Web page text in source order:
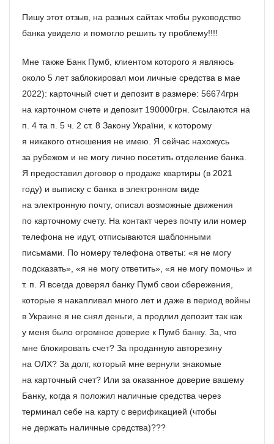
Пишу этот отзыв, на разных сайтах чтобы руководство
банка увидело и помогло решить ту проблему!!!!
Мне также Банк Пумб, клиентом которого я являюсь
около 5 лет заблокировал мои личные средства в мае
2022): карточный счет и депозит в размере: 56674грн
на карточном счете и депозит 190000грн. Ссылаются на
п. 4 та п. 5 ч. 2 ст. 8 Закону України, к которому
я никакого отношения не имею. Я сейчас нахожусь
за рубежом и не могу лично посетить отделение банка.
Я предоставил договор о продаже квартиры (в 2021
году) и выписку с банка в электронном виде
на электронную почту, описал возможные движения
по карточному счету. На контакт через почту или номер
телефона не идут, отписываются шаблонными
письмами. По номеру телефона ответы: «я не могу
подсказать», «я не могу ответить», «я не могу помочь» и
т. п. Я всегда доверял банку Пумб свои сбережения,
которые я накапливал много лет и даже в период войны
в Украине я не снял деньги, а продлил депозит так как
у меня было огромное доверие к Пумб банку. За, что
мне блокировать счет? За проданную авторезину
на ОЛХ? За долг, который мне вернули знакомые
на карточный счет? Или за оказанное доверие вашему
Банку, когда я положил наличные средства через
терминал себе на карту с верификацией (чтобы
не держать наличные средства)???